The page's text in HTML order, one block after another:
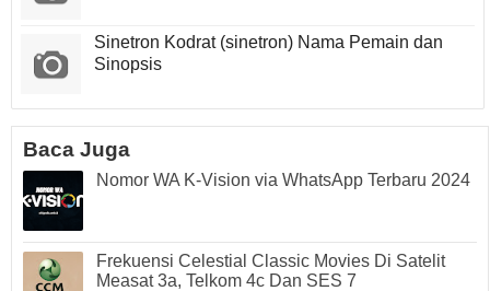
Sinetron Kodrat (sinetron) Nama Pemain dan
Sinopsis
Baca Juga
Nomor WA K-Vision via WhatsApp Terbaru 2024
Frekuensi Celestial Classic Movies Di Satelit
Measat 3a, Telkom 4c Dan SES 7